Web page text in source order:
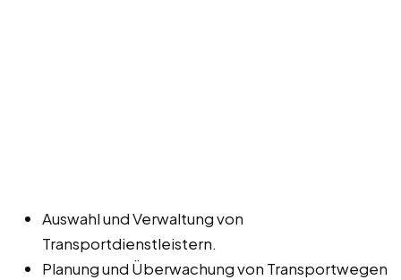
Auswahl und Verwaltung von
Transportdienstleistern.
Planung und Überwachung von Transportwegen